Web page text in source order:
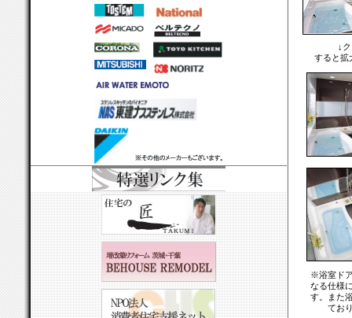
↓
すると拡
※浴室ド
なる仕様
す。また
てお